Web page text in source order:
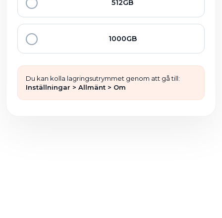
512GB
1000GB
Du kan kolla lagringsutrymmet genom att gå till:
Inställningar > Allmänt > Om